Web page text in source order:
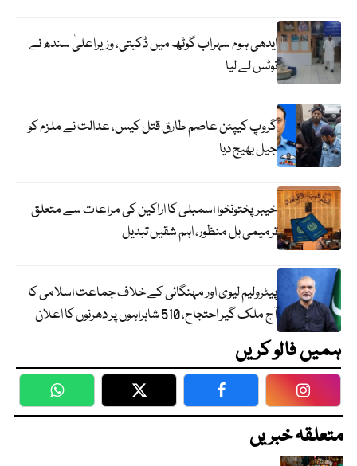
ایدھی ہوم سہراب گوٹھ میں ڈکیتی، وزیراعلیٰ سندھ نے
نوٹس لے لیا
گروپ کیپٹن عاصم طارق قتل کیس، عدالت نے ملزم کو
جیل بھیج دیا
خیبرپختونخوا اسمبلی کا اراکین کی مراعات سے متعلق
ترمیمی بل منظور، اہم شقیں تبدیل
پیٹرولیم لیوی اور مہنگائی کے خلاف جماعت اسلامی کا
آج ملک گیر احتجاج، 510 شاہراہوں پر دھرنوں کا اعلان
ہمیں فالو کریں
WhatsApp Twitter Facebook
متعلقہ خبریں